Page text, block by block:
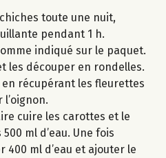
toute une nuit,
pendant 1 h.
indiqué sur le paquet.
les découper en rondelles.
récupérant les fleurettes
cuire les carottes et le
ml d’eau. Une fois
400 ml d’eau et ajouter le